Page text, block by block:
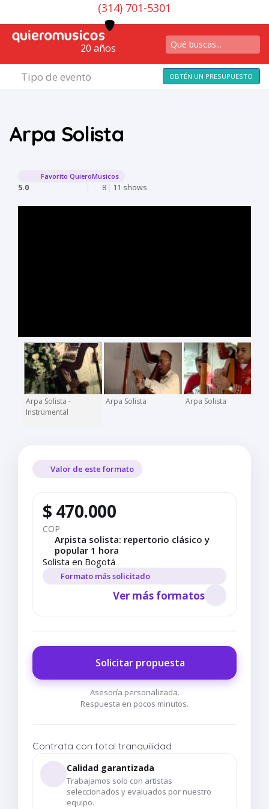
(314) 701-5301
20 años
Tipo de evento OBTÉN UN PRESUPUESTO
Arpa Solista
Favorito QuieroMusicos
5.0 | 8 | 11 shows
Arpa Solista -
Instrumental
Arpa Solista Arpa Solista
Valor de este formato
$ 470.000
COP
Arpista solista: repertorio clásico y
popular 1 hora
Solista en Bogotá
Formato más solicitado
Ver más formatos
Solicitar propuesta
Asesoría personalizada.
Respuesta en pocos minutos.
Contrata con total tranquilidad
Calidad garantizada
Trabajamos solo con artistas
seleccionados y evaluados por nuestro
equipo.